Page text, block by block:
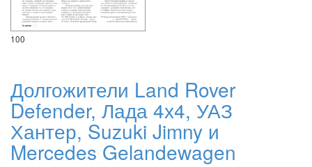
100
Долгожители Land Rover
Defender, Лада 4х4, УАЗ
Хантер, Suzuki Jimny и
Mercedes Gelandewagen